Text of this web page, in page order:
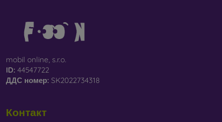
mobil online, s.r.o.
ID: 44547722
ДДС ​​номер: SK2022734318
Контакт